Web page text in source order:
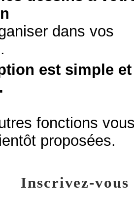
dans vos
est simple et
fonctions
proposées.
Inscrivez-vous